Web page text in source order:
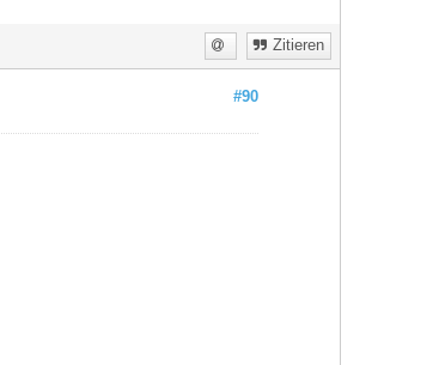
Zitieren
#90